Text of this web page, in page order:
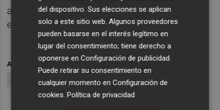
al fútbol por un tema económico", concluyó
el dirigente del club ilicitano.
ARCHIVADO EN DIEGO GARCÍA
ELCHE CF
JORGE CORDERO
PACHETA
del dispositivo. Sus elecciones se aplican
solo a este sitio web. Algunos proveedores
pueden basarse en el interés legítimo en
lugar del consentimiento; tiene derecho a
oponerse enConfiguración de publicidad
Puede retirar su consentimiento en
cualquier momento enConfiguración de
cookies .Política de privacidad